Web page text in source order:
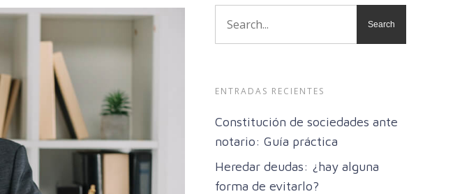
ENTRADAS RECIENTES
Constitución de sociedades ante
notario: Guía práctica
Heredar deudas: ¿hay alguna
forma de evitarlo?